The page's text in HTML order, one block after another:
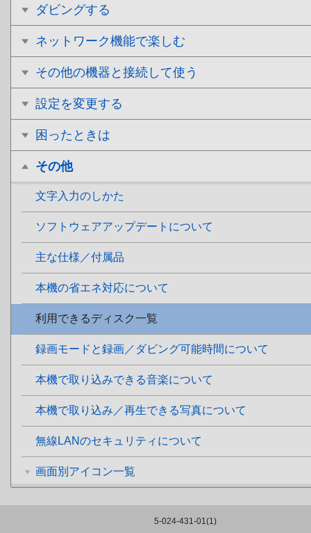
ダビングする
ネットワーク機能で楽しむ
その他の機器と接続して使う
設定を変更する
困ったときは
その他
文字入力のしかた
ソフトウェアアップデートについて
主な仕様／付属品
本機の省エネ対応について
利用できるディスク一覧
録画モードと録画／ダビング可能時間について
本機で取り込みできる音楽について
本機で取り込み／再生できる写真について
無線LANのセキュリティについて
画面別アイコン一覧
5-024-431-01(1)